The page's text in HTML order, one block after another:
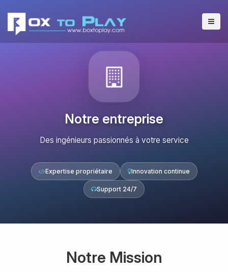
Notre entreprise
Des ingénieurs passionnés à votre service
Expertise propriétaire Innovation continue
Support 24/7
Notre Mission